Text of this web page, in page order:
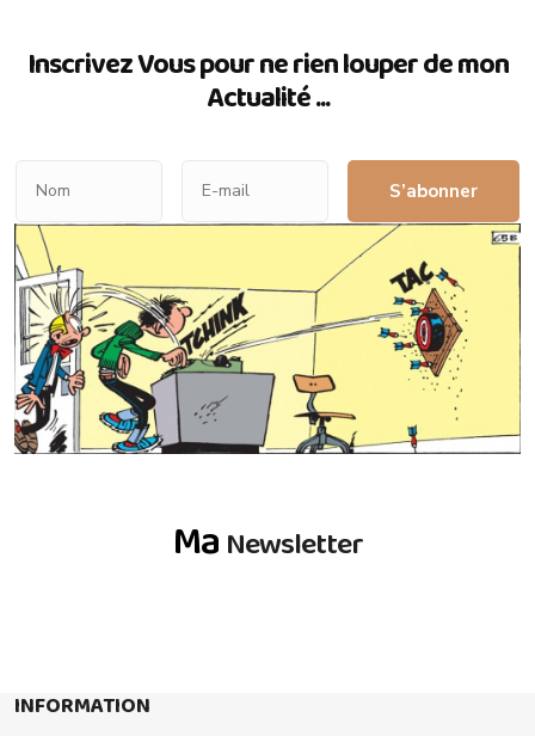
Inscrivez Vous pour ne rien louper de mon
Actualité ...
S’abonner
Ma Newsletter
INFORMATION